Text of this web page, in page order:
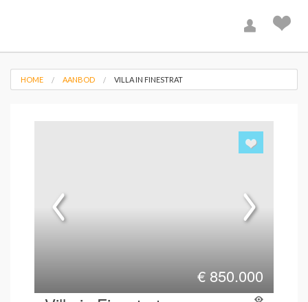
HOME AANBOD VILLA IN FINESTRAT
€ 850.000